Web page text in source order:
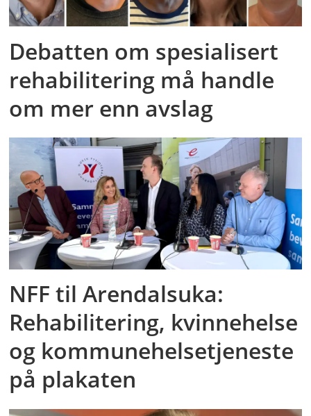
Debatten om spesialisert
rehabilitering må handle
om mer enn avslag
NFF til Arendalsuka:
Rehabilitering, kvinnehelse
og kommunehelsetjeneste
på plakaten